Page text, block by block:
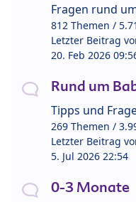
Fragen rund
812 Themen /
Letzter Beitrag
20. Feb 2026
Rund um
Tipps und
269 Themen /
Letzter Beitrag
5. Jul 2026 22:54
0-3 Monate